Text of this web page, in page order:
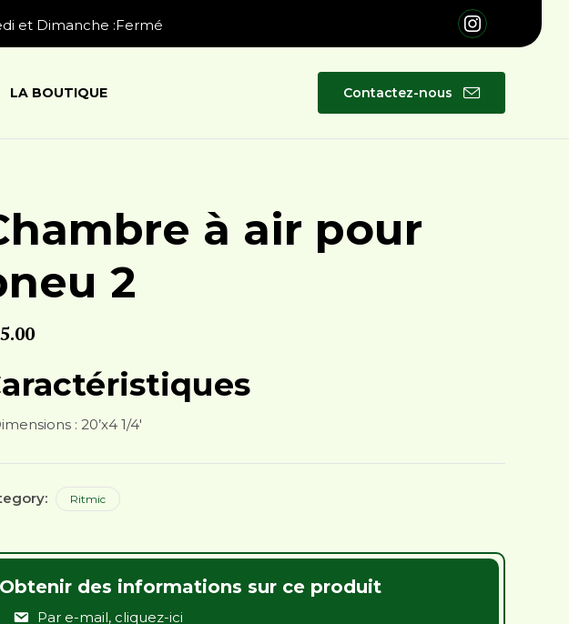
et Dimanche :Fermé
Skip
LA BOUTIQUE Contactez-nous
à air pour
2
: 20’x4 1/4′
Ritmic
Obtenir des informations sur ce produit
Par e-mail, cliquez-ici